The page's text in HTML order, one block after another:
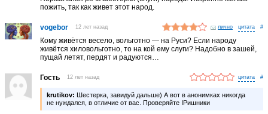
пожить, так как живет этот народ.
vogebor 12 лет назад лично #
Кому живётся весело, вольготно — на Руси? Если народу
живётся хиловольготно, то на кой ему слуги? Надобно в зашей,
пущай летят, пердят и радуются…
Гость 12 лет назад #
krutikov: Шестерка, завидуй дальше) А вот в анонимках никогда
не нуждался, в отличие от вас. Проверяйте IPишники